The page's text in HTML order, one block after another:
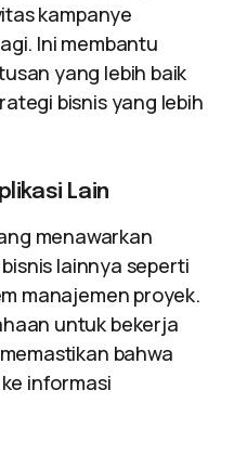
kampanye
Ini membantu
yang lebih baik
bisnis yang lebih
Lain
menawarkan
lainnya seperti
manajemen proyek.
untuk bekerja
bahwa
informasi